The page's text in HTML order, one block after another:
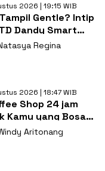
2026 | 19:15 WIB
Gentle? Intip
Dandy Smart
ala Kang Hoon
Regina
2026 | 18:47 WIB
Shop 24 jam
Kamu yang Bosan
di KosAritonang